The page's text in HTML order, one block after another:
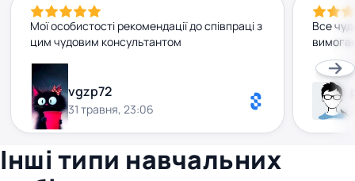
Мої особистості рекомендації до співпраці з
цим чудовим консультантом
vgzp72
31 травня, 23:06
Все
Інші типи навчальних